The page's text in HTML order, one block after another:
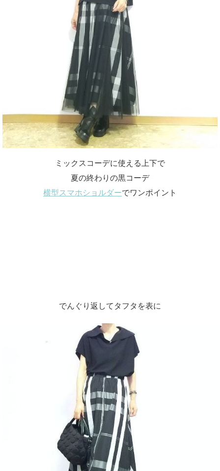
ミックスコーデに使える上下で
夏の終わりの黒コーデ
横型スマホショルダーでワンポイント
でんぐり返してタフタを表に